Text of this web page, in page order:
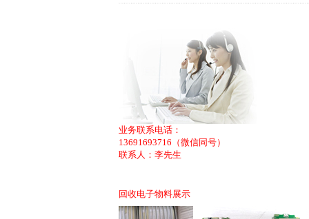
业务联系电话：
13691693716（微信同号）
联系人：李先生
回收电子物料展示